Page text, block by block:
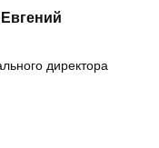
директора